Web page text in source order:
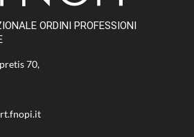
ORDINI PROFESSIONI
70,